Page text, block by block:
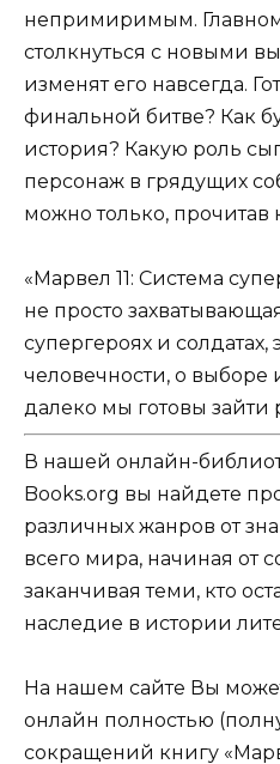
непримиримым.
столкнуться с новыми
изменят его навсегда.
финальной битве? Как
история? Какую роль
персонаж в грядущих
можно только, прочитав
«Марвел 11: Система
не просто
супергероях и солдатах,
человечности, о выборе
далеко мы готовы
В нашей онлайн-
Books.org вы найдете
различных жанров от
всего мира, начиная от
заканчивая теми, кто
наследие в истории
На нашем сайте Вы
онлайн полностью
сокращений книгу